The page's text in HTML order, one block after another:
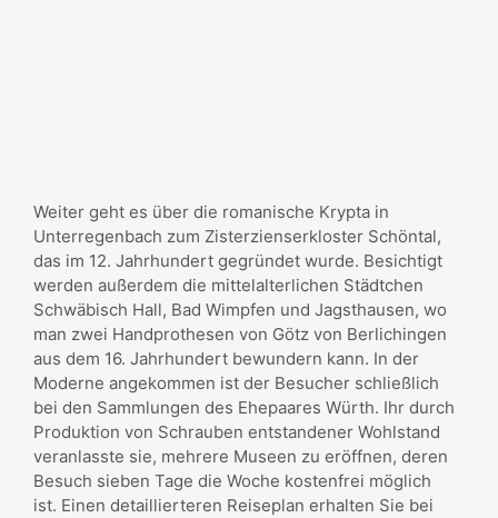
Weiter geht es über die romanische Krypta in
Unterregenbach zum Zisterzienserkloster Schöntal,
das im 12. Jahrhundert gegründet wurde. Besichtigt
werden außerdem die mittelalterlichen Städtchen
Schwäbisch Hall, Bad Wimpfen und Jagsthausen, wo
man zwei Handprothesen von Götz von Berlichingen
aus dem 16. Jahrhundert bewundern kann. In der
Moderne angekommen ist der Besucher schließlich
bei den Sammlungen des Ehepaares Würth. Ihr durch
Produktion von Schrauben entstandener Wohlstand
veranlasste sie, mehrere Museen zu eröffnen, deren
Besuch sieben Tage die Woche kostenfrei möglich
ist. Einen detaillierteren Reiseplan erhalten Sie bei